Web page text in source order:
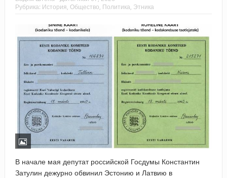
Рубрика: История Общество Политика Этника
В начале мая депутат российской Госдумы Константин
Затулин дежурно обвинил Эстонию и Латвию в